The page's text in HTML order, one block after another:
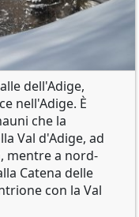
dell'Adige,
nell'Adige. È
che la
Val d'Adige, ad
mentre a nord-
Catena delle
con la Val